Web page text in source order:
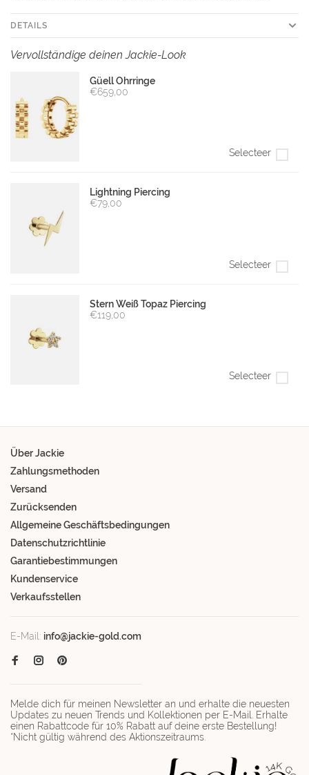
DETAILS
Vervollständige deinen Jackie-Look
Güell Ohrringe
€659,00
Selecteer
Lightning Piercing
€79,00
Selecteer
Stern Weiß Topaz Piercing
€119,00
Selecteer
Über Jackie
Zahlungsmethoden
Versand
Zurücksenden
Allgemeine Geschäftsbedingungen
Datenschutzrichtlinie
Garantiebestimmungen
Kundenservice
Verkaufsstellen
E-Mail: info@jackie-gold.com
Melde dich für meinen Newsletter an und erhalte die neuesten
Updates zu neuen Trends und Kollektionen per E-Mail. Erhalte
einen Rabattcode für 10% Rabatt auf deine erste Bestellung!
*Nicht gültig während des Aktionszeitraums.